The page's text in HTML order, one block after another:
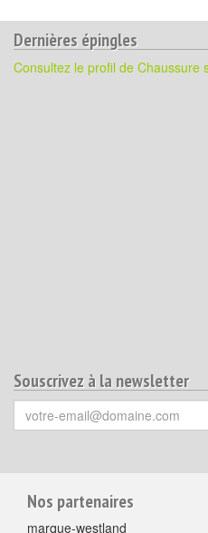
Dernières épingles
Consultez le profil de Chaussure
Souscrivez à la newsletter
Votre
email
Pour
aller
Nos partenaires
marque-westland